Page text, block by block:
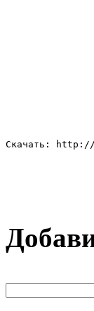
Скачать: